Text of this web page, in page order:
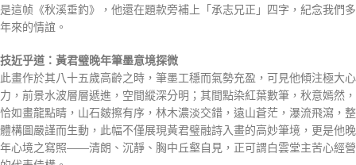
是這帧《秋溪垂釣》，他還在題款旁補上「承志兄正」四字，紀念我們多
年來的情誼。
技近乎道：黃君璧晚年筆墨意境探微
此畫作於其八十五歲高齡之時，筆墨工穩而氣勢充盈，可見他傾注極大心
力，前景水波層層遞進，空間縱深分明；其間點染紅葉數筆，秋意嫣然，
恰如畫龍點睛，山石皴擦有序，林木濃淡交錯，遠山蒼茫，瀑流飛瀉，整
體構圖嚴謹而生動，此幅不僅展現黃君璧融詩入畫的高妙筆境，更是他晚
年心境之寫照——清朗、沉靜、胸中丘壑自見，正可謂白雲堂主苦心經營